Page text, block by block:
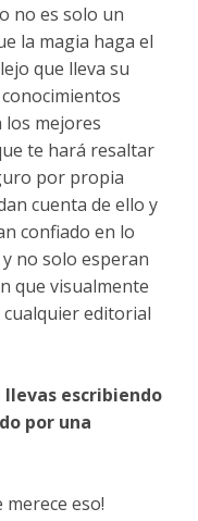
no es solo un
la magia haga el
que lleva su
los mejores
te hará resaltar
por propia
cuenta de ello y
confiado en lo
no solo esperan
que visualmente
editorial
escribiendo
por una
eso!